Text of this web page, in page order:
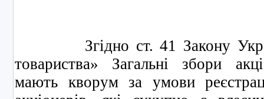
Згідно ст. 41 Закону
товариства» Загальні збори
мають кворум за умови